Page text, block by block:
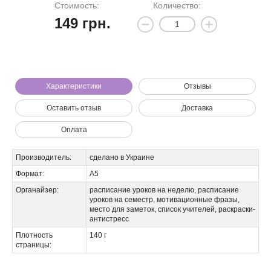
Стоимость:
149грн.
Количество:
Характеристики Отзывы
Оставить отзыв Доставка
Оплата
Производитель:
сделано в Украине
Формат:
А5
Органайзер:
расписание уроков на неделю, расписание
уроков на семестр, мотивационные фразы,
место для заметок, список учителей, раскраски-
антистресс
Плотность
страницы:
140 г